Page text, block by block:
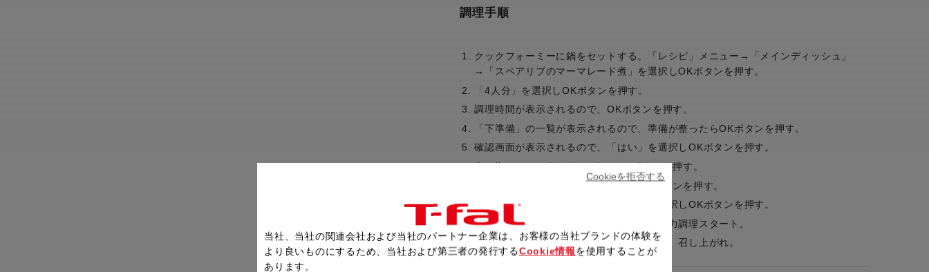
調理手順
クックフォーミーに鍋をセットする。「レシピ」メニュー→「メインディッシュ」
→「スペアリブのマーマレード煮」を選択しOKボタンを押す。
「4人分」を選択しOKボタンを押す。
調理時間が表示されるので、OKボタンを押す。
「下準備」の一覧が表示されるので、準備が整ったらOKボタンを押す。
確認画面が表示されるので、「はい」を選択しOKボタンを押す。
肉に塩、こしょうをすりこむ。OKボタンを押す。
ハーブ以外の材料をなべに入れる。OKボタンを押す。
確認画面が表示されるので、「はい」を選択しOKボタンを押す。
フタを閉めて固定し、予熱が完了したら圧力調理スタート。
ブザーが鳴ったら、お好みのハーブを添え、召し上がれ。
当社、当社の関連会社および当社のパートナー企業は、お客様の当社ブランドの体験を
より良いものにするため、当社および第三者の発行するCookie情報 を使用することが
あります。
Cookieを拒否する